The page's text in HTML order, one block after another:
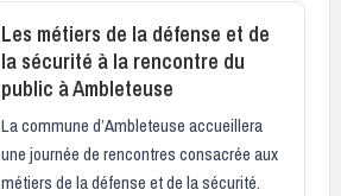
Les métiers de la défense et de
la sécurité à la rencontre du
public à Ambleteuse
La commune d’Ambleteuse accueillera
une journée de rencontres consacrée aux
métiers de la défense et de la sécurité.